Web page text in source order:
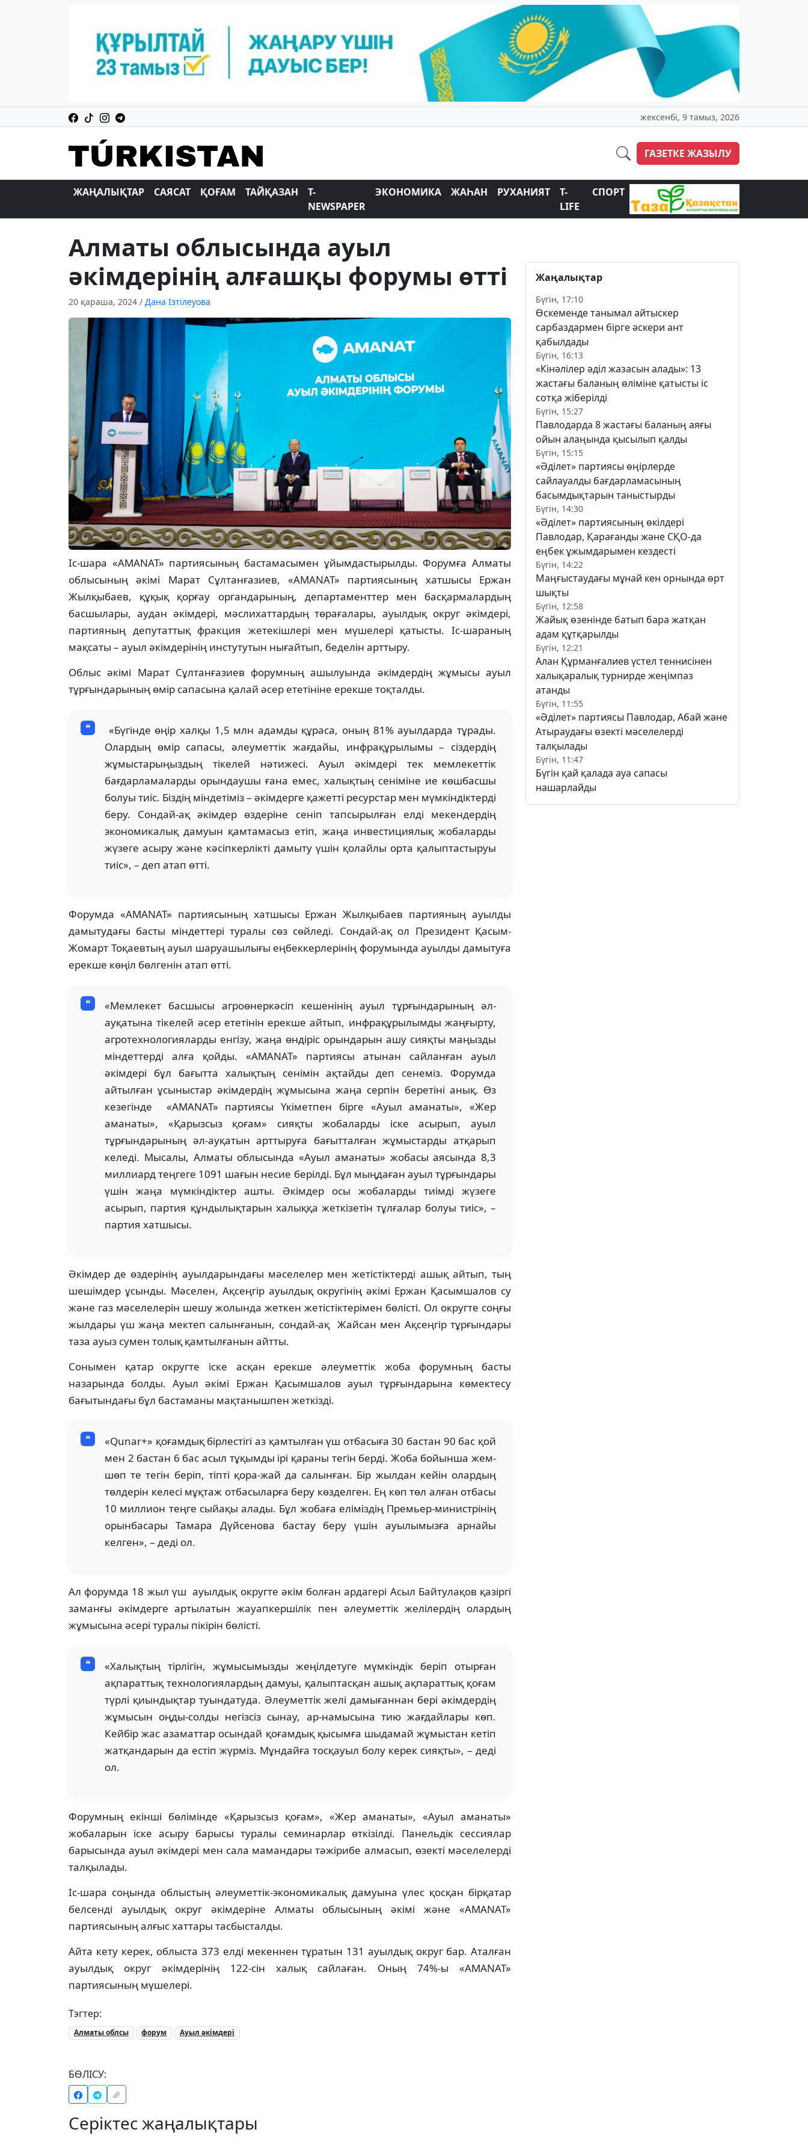
жексенбі, 9 тамыз, 2026
ГАЗЕТКЕ ЖАЗЫЛУ
ЖАҢАЛЫҚТАР САЯСАТ ҚОҒАМ ТАЙҚАЗАН
T-
NEWSPAPER
ЭКОНОМИКА ЖАҺАН РУХАНИЯТ
T-
LIFE
СПОРТ
Алматы облысында ауыл
әкімдерінің алғашқы форумы өтті
20 қараша, 2024 / Дана Ізтілеуова
Іс-шара «AMANAT» партиясының бастамасымен ұйымдастырылды. Форумға Алматы
облысының әкімі Марат Сұлтанғазиев, «AMANAT» партиясының хатшысы Ержан
Жылқыбаев, құқық қорғау органдарының, департаменттер мен басқармалардың
басшылары, аудан әкімдері, мәслихаттардың төрағалары, ауылдық округ әкімдері,
партияның депутаттық фракция жетекішлері мен мүшелері қатысты. Іс-шараның
мақсаты – ауыл әкімдерінің инстутутын нығайтып, беделін арттыру.
Облыс әкімі Марат Сұлтанғазиев форумның ашылуында әкімдердің жұмысы ауыл
тұрғындарының өмір сапасына қалай әсер ететініне ерекше тоқталды.
«Бүгінде өңір халқы 1,5 млн адамды құраса, оның 81% ауылдарда тұрады.
Олардың өмір сапасы, әлеуметтік жағдайы, инфрақұрылымы – сіздердің
жұмыстарыңыздың тікелей нәтижесі. Ауыл әкімдері тек мемлекеттік
бағдарламаларды орындаушы ғана емес, халықтың сеніміне ие көшбасшы
болуы тиіс. Біздің міндетіміз – әкімдерге қажетті ресурстар мен мүмкіндіктерді
беру. Сондай-ақ әкімдер өздеріне сеніп тапсырылған елді мекендердің
экономикалық дамуын қамтамасыз етіп, жаңа инвестициялық жобаларды
жүзеге асыру және кәсіпкерлікті дамыту үшін қолайлы орта қалыптастыруы
тиіс», – деп атап өтті.
Форумда «AMANAT» партиясының хатшысы Ержан Жылқыбаев партияның ауылды
дамытудағы басты міндеттері туралы сөз сөйледі. Сондай-ақ ол Президент Қасым-
Жомарт Тоқаевтың ауыл шаруашылығы еңбеккерлерінің форумында ауылды дамытуға
ерекше көңіл бөлгенін атап өтті.
«Мемлекет басшысы агроөнеркәсіп кешенінің ауыл тұрғындарының әл-
ауқатына тікелей әсер ететінін ерекше айтып, инфрақұрылымды жаңғырту,
агротехнологияларды енгізу, жаңа өндіріс орындарын ашу сияқты маңызды
міндеттерді алға қойды. «AMANAT» партиясы атынан сайланған ауыл
әкімдері бұл бағытта халықтың сенімін ақтайды деп сенеміз. Форумда
айтылған ұсыныстар әкімдердің жұмысына жаңа серпін беретіні анық. Өз
кезегінде «AMANAT» партиясы Үкіметпен бірге «Ауыл аманаты», «Жер
аманаты», «Қарызсыз қоғам» сияқты жобаларды іске асырып, ауыл
тұрғындарының әл-ауқатын арттыруға бағытталған жұмыстарды атқарып
келеді. Мысалы, Алматы облысында «Ауыл аманаты» жобасы аясында 8,3
миллиард теңгеге 1091 шағын несие берілді. Бұл мыңдаған ауыл тұрғындары
үшін жаңа мүмкіндіктер ашты. Әкімдер осы жобаларды тиімді жүзеге
асырып, партия құндылықтарын халыққа жеткізетін тұлғалар болуы тиіс», –
партия хатшысы.
Әкімдер де өздерінің ауылдарындағы мәселелер мен жетістіктерді ашық айтып, тың
шешімдер ұсынды. Мәселен, Ақсеңгір ауылдық округінің әкімі Ержан Қасымшалов су
және газ мәселелерін шешу жолында жеткен жетістіктерімен бөлісті. Ол округте соңғы
жылдары үш жаңа мектеп салынғанын, сондай-ақ Жайсан мен Ақсеңгір тұрғындары
таза ауыз сумен толық қамтылғанын айтты.
Сонымен қатар округте іске асқан ерекше әлеуметтік жоба форумның басты
назарында болды. Ауыл әкімі Ержан Қасымшалов ауыл тұрғындарына көмектесу
бағытындағы бұл бастаманы мақтанышпен жеткізді.
«Qunar+» қоғамдық бірлестігі аз қамтылған үш отбасыға 30 бастан 90 бас қой
мен 2 бастан 6 бас асыл тұқымды ірі қараны тегін берді. Жоба бойынша жем-
шөп те тегін беріп, тіпті қора-жай да салынған. Бір жылдан кейін олардың
төлдерін келесі мұқтаж отбасыларға беру көзделген. Ең көп төл алған отбасы
10 миллион теңге сыйақы алады. Бұл жобаға еліміздің Премьер-министрінің
орынбасары Тамара Дүйсенова бастау беру үшін ауылымызға арнайы
келген», – деді ол.
Ал форумда 18 жыл үш ауылдық округте әкім болған ардагері Асыл Байтулақов қазіргі
заманғы әкімдерге артылатын жауапкершілік пен әлеуметтік желілердің олардың
жұмысына әсері туралы пікірін бөлісті.
«Халықтың тірлігін, жұмысымызды жеңілдетуге мүмкіндік беріп отырған
ақпараттық технологиялардың дамуы, қалыптасқан ашық ақпараттық қоғам
түрлі қиындықтар туындатуда. Әлеуметтік желі дамығаннан бері әкімдердің
жұмысын оңды-солды негізсіз сынау, ар-намысына тию жағдайлары көп.
Кейбір жас азаматтар осындай қоғамдық қысымға шыдамай жұмыстан кетіп
жатқандарын да естіп жүрміз. Мұндайға тосқауыл болу керек сияқты», – деді
ол.
Форумның екінші бөлімінде «Қарызсыз қоғам», «Жер аманаты», «Ауыл аманаты»
жобаларын іске асыру барысы туралы семинарлар өткізілді. Панельдік сессиялар
барысында ауыл әкімдері мен сала мамандары тәжірибе алмасып, өзекті мәселелерді
талқылады.
Іс-шара соңында облыстың әлеуметтік-экономикалық дамуына үлес қосқан бірқатар
белсенді ауылдық округ әкімдеріне Алматы облысының әкімі және «AMANAT»
партиясының алғыс хаттары тасбысталды.
Айта кету керек, облыста 373 елді мекеннен тұратын 131 ауылдық округ бар. Аталған
ауылдық округ әкімдерінің 122-сін халық сайлаған. Оның 74%-ы «AMANAT»
партиясының мүшелері.
Тэгтер:
Алматы облсы форум Ауыл әкімдері
БӨЛІСУ:
Серіктес жаңалықтары
Жаңалықтар
Бүгін, 17:10
Өскеменде танымал айтыскер
сарбаздармен бірге әскери ант
қабылдады
Бүгін, 16:13
«Кінәлілер әділ жазасын алады»: 13
жастағы баланың өліміне қатысты іс
сотқа жіберілді
Бүгін, 15:27
Павлодарда 8 жастағы баланың аяғы
ойын алаңында қысылып қалды
Бүгін, 15:15
«Әділет» партиясы өңірлерде
сайлауалды бағдарламасының
басымдықтарын таныстырды
Бүгін, 14:30
«Әділет» партиясының өкілдері
Павлодар, Қарағанды және СҚО-да
еңбек ұжымдарымен кездесті
Бүгін, 14:22
Маңғыстаудағы мұнай кен орнында өрт
шықты
Бүгін, 12:58
Жайық өзенінде батып бара жатқан
адам құтқарылды
Бүгін, 12:21
Алан Құрманғалиев үстел теннисінен
халықаралық турнирде жеңімпаз
атанды
Бүгін, 11:55
«Әділет» партиясы Павлодар, Абай және
Атыраудағы өзекті мәселелерді
талқылады
Бүгін, 11:47
Бүгін қай қалада ауа сапасы
нашарлайды